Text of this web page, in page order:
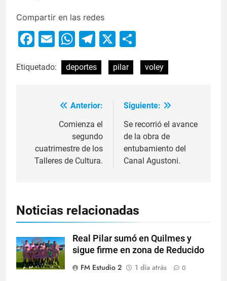
Compartir en las redes
Facebook
EmailWhatsApp
Telegram
X
Etiquetado: deportes pilar voley
Anterior:
Comienza el
segundo
cuatrimestre de los
Talleres de Cultura.
Siguiente:
Se recorrió el avance
de la obra de
entubamiento del
Canal Agustoni.
Noticias relacionadas
Real Pilar sumó en Quilmes y
sigue firme en zona de Reducido
FM Estudio 2
1 día atrás 0